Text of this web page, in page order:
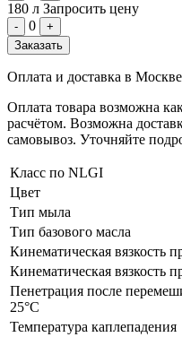
180 л Запросить цену
- 0
+
Заказать
Оплата и доставка в Москве
Оплата товара возможна
расчётом. Возможна
самовывоз. Уточняйте
Класс по NLGI
Цвет
Тип мыла
Тип базового масла
Кинематическая вязкость
Кинематическая вязкость
Пенетрация после
25°C
Температура каплепадения